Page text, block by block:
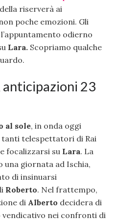
riserverà ai
poche emozioni. Gli
odierno
Lara. Scopriamo qualche
anticipazioni 23
al sole, in onda oggi
tanti telespettatori di Rai
focalizzarsi su Lara. La
una giornata ad Ischia,
di insinuarsi
Roberto. Nel frattempo,
di Alberto decidera di
nei confronti di